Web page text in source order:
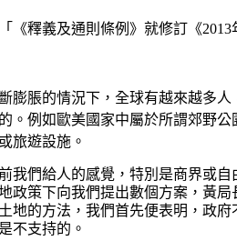
《釋義及通則條例》就修訂《
膨脹的情況下，全球有越來越多
。例如歐美國家中屬於所謂郊野
旅遊設施。
我們給人的感覺，特別是商界或
政策下向我們提出數個方案，黃
地的方法，我們首先便表明，政
不支持的。